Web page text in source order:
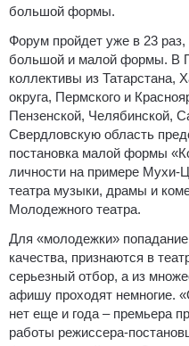
большой формы.
Форум пройдет уже в 23
большой и малой формы. В
коллективы из Татарстана,
округа, Пермского и
Пензенской, Челябинской,
Свердловскую область
постановка малой формы
личности на примере Мухи-
театра музыки, драмы и
Молодежного театра.
Для «молодежки»
качества, признаются в
серьезный отбор, а из
афишу проходят немногие.
нет еще и года – премьера
работы режиссера-